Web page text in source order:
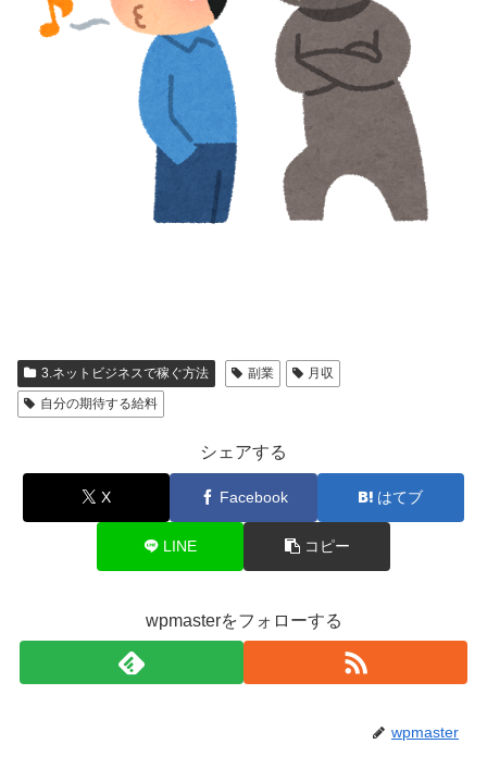
3.ネットビジネスで稼ぐ方法 副業
月収
自分の期待する給料
シェアする
X Facebook はてブ
LINE コピー
wpmasterをフォローする
wpmaster